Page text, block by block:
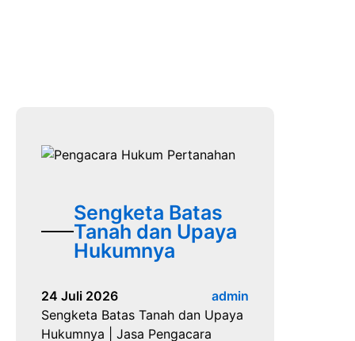
Sengketa Batas
Tanah dan Upaya
Hukumnya
24 Juli 2026
admin
Sengketa Batas Tanah dan Upaya
Hukumnya | Jasa Pengacara